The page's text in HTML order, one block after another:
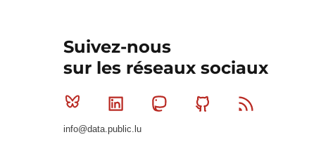
Suivez-nous
sur les réseaux sociaux
Bluesky Linkedin MastodonGithub
info@data.public.lu